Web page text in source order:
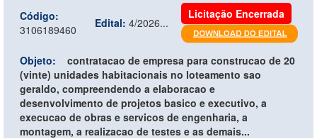
Código:
3106189460
Edital: 4/2026...
Licitação Encerrada
Objeto:
contratacao de empresa para construcao de 20
(vinte) unidades habitacionais no loteamento sao
geraldo, compreendendo a elaboracao e
desenvolvimento de projetos basico e executivo, a
execucao de obras e servicos de engenharia, a
montagem, a realizacao de testes e as demais...